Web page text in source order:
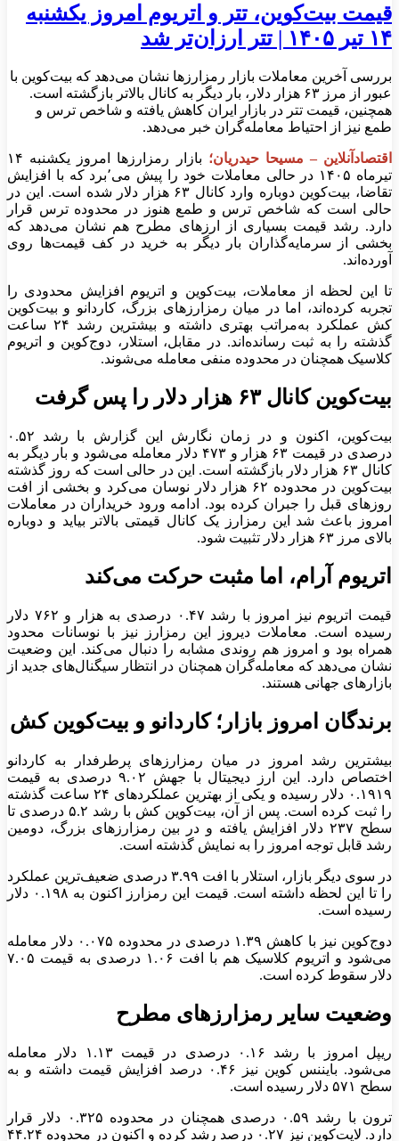
قیمت بیت‌کوین، تتر و اتریوم امروز یکشنبه
۱۴ تیر ۱۴۰۵ | تتر ارزان‌تر شد
بررسی آخرین معاملات بازار رمزارزها نشان می‌دهد که بیت‌کوین با
عبور از مرز ۶۳ هزار دلار، بار دیگر به کانال بالاتر بازگشته است.
همچنین، قیمت تتر در بازار ایران کاهش یافته و شاخص ترس و
طمع نیز از احتیاط معامله‌گران خبر می‌دهد.
اقتصادآنلاین – مسیحا حیدریان؛
بازار رمزارزها امروز یکشنبه ۱۴
تیرماه ۱۴۰۵ در حالی معاملات خود را پیش می٬برد که با افزایش
تقاضا، بیت‌کوین دوباره وارد کانال ۶۳ هزار دلار شده است. این در
حالی است که شاخص ترس و طمع هنوز در محدوده ترس قرار
دارد. رشد قیمت بسیاری از ارزهای مطرح هم نشان می‌دهد که
بخشی از سرمایه‌گذاران بار دیگر به خرید در کف قیمت‌ها روی
آورده‌اند.
تا این لحظه از معاملات، بیت‌کوین و اتریوم افزایش محدودی را
تجربه کرده‌اند، اما در میان رمزارز‌های بزرگ، کاردانو و بیت‌کوین
کش عملکرد به‌مراتب بهتری داشته و بیشترین رشد ۲۴ ساعت
گذشته را به ثبت رسانده‌اند. در مقابل، استلار، دوج‌کوین و اتریوم
کلاسیک همچنان در محدوده منفی معامله می‌شوند.
بیت‌کوین کانال ۶۳ هزار دلار را پس گرفت
بیت‌کوین، اکنون و در زمان نگارش این گزارش با رشد ۰.۵۲
درصدی در قیمت ۶۳ هزار و ۴۷۳ دلار معامله می‌شود و بار دیگر به
کانال ۶۳ هزار دلار بازگشته است. این در حالی است که روز گذشته
بیت‌کوین در محدوده ۶۲ هزار دلار نوسان می‌کرد و بخشی از افت
روزهای قبل را جبران کرده بود. ادامه ورود خریداران در معاملات
امروز باعث شد این رمزارز یک کانال قیمتی بالاتر بیاید و دوباره
بالای مرز ۶۳ هزار دلار تثبیت شود.
اتریوم آرام، اما مثبت حرکت می‌کند
قیمت اتریوم نیز امروز با رشد ۰.۴۷ درصدی به هزار و ۷۶۲ دلار
رسیده است. معاملات دیروز این رمزارز نیز با نوسانات محدود
همراه بود و امروز هم روندی مشابه را دنبال می‌کند. این وضعیت
نشان می‌دهد که معامله‌گران همچنان در انتظار سیگنال‌های جدید از
بازار‌های جهانی هستند.
برندگان امروز بازار؛ کاردانو و بیت‌کوین کش
بیشترین رشد امروز در میان رمزارز‌های پرطرفدار به کاردانو
اختصاص دارد. این ارز دیجیتال با جهش ۹.۰۲ درصدی به قیمت
۰.۱۹۱۹ دلار رسیده و یکی از بهترین عملکرد‌های ۲۴ ساعت گذشته
را ثبت کرده است. پس از آن، بیت‌کوین کش با رشد ۵.۲ درصدی تا
سطح ۲۳۷ دلار افزایش یافته و در بین رمزارز‌های بزرگ، دومین
رشد قابل توجه امروز را به نمایش گذشته است.
در سوی دیگر بازار، استلار با افت ۳.۹۹ درصدی ضعیف‌ترین عملکرد
را تا این لحظه داشته است. قیمت این رمزارز اکنون به ۰.۱۹۸ دلار
رسیده است.
دوج‌کوین نیز با کاهش ۱.۳۹ درصدی در محدوده ۰.۰۷۵ دلار معامله
می‌شود و اتریوم کلاسیک هم با افت ۱.۰۶ درصدی به قیمت ۷.۰۵
دلار سقوط کرده است.
وضعیت سایر رمزارز‌های مطرح
ریپل امروز با رشد ۰.۱۶ درصدی در قیمت ۱.۱۳ دلار معامله
می‌شود. بایننس کوین نیز ۰.۴۶ درصد افزایش قیمت داشته و به
سطح ۵۷۱ دلار رسیده است.
ترون با رشد ۰.۵۹ درصدی همچنان در محدوده ۰.۳۲۵ دلار قرار
دارد. لایت‌کوین نیز ۰.۲۷ درصد رشد کرده و اکنون در محدوده ۴۴.۲۴